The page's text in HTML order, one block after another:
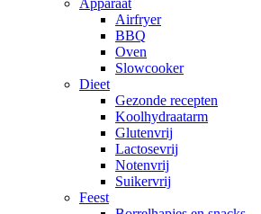
Apparaat
Airfryer
BBQ
Oven
Slowcooker
Dieet
Gezonde recepten
Koolhydraatarm
Glutenvrij
Lactosevrij
Notenvrij
Suikervrij
Feest